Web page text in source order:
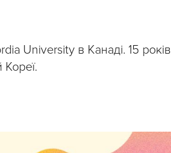
University в Канаді. 15 років